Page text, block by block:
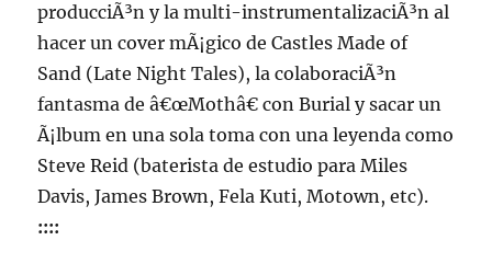
producciÃ³n y la multi-instrumentalizaciÃ³n al
hacer un cover mÃ¡gico de Castles Made of
Sand (Late Night Tales), la colaboraciÃ³n
fantasma de â€œMothâ€ con Burial y sacar un
Ã¡lbum en una sola toma con una leyenda como
Steve Reid (baterista de estudio para Miles
Davis, James Brown, Fela Kuti, Motown, etc).
::::